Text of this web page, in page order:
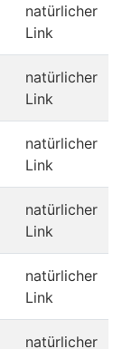
natürlicher
Link
natürlicher
Link
natürlicher
Link
natürlicher
Link
natürlicher
Link
natürlicher